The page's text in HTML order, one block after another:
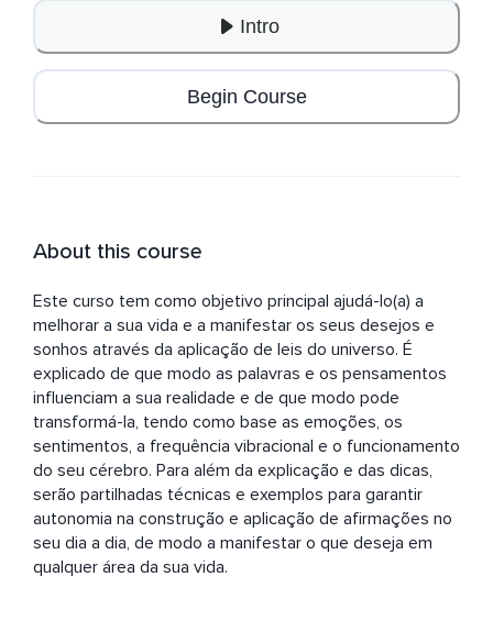
Intro
Begin Course
About this course
Este curso tem como objetivo principal ajudá-lo(a) a
melhorar a sua vida e a manifestar os seus desejos e
sonhos através da aplicação de leis do universo. É
explicado de que modo as palavras e os pensamentos
influenciam a sua realidade e de que modo pode
transformá-la, tendo como base as emoções, os
sentimentos, a frequência vibracional e o funcionamento
do seu cérebro. Para além da explicação e das dicas,
serão partilhadas técnicas e exemplos para garantir
autonomia na construção e aplicação de afirmações no
seu dia a dia, de modo a manifestar o que deseja em
qualquer área da sua vida.